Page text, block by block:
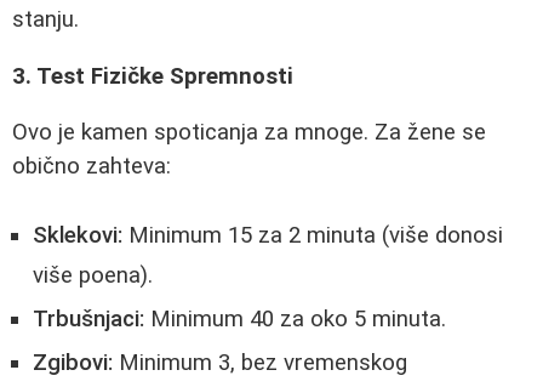
stanju.
3. Test Fizičke Spremnosti
Ovo je kamen spoticanja za mnoge. Za žene se
obično zahteva:
Sklekovi: Minimum 15 za 2 minuta (više donosi
više poena).
Trbušnjaci: Minimum 40 za oko 5 minuta.
Zgibovi: Minimum 3, bez vremenskog